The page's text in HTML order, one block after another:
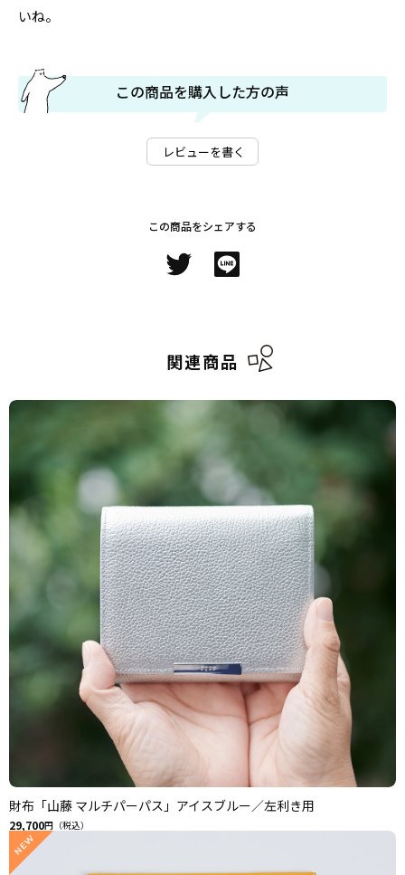
いね。
この商品を購入した方の声
レビューを書く
この商品をシェアする
関連商品
財布「山藤 マルチパーパス」アイスブルー／左利き用
29,700円（税込）